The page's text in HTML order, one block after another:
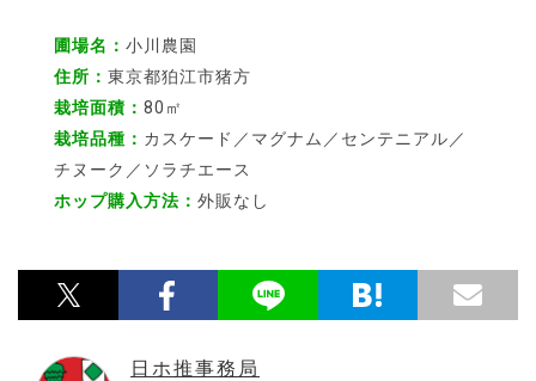
圃場名： 小川農園
住所： 東京都狛江市猪方
栽培面積： 80㎡
栽培品種： カスケード／マグナム／センテニアル／
チヌーク／ソラチエース
ホップ購入方法： 外販なし
日ホ推事務局